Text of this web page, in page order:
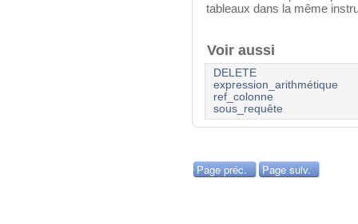
tableaux dans la même
Voir aussi
DELETE
expression_arithmétique
ref_colonne
sous_requête
Page préc. Page suiv.